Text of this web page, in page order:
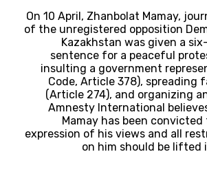
On 10 April, Zhanbolat Mamay,
of the unregistered opposition
Kazakhstan was given a
sentence for a peaceful
insulting a government
Code, Article 378), spreading
(Article 274), and organizing
Amnesty International
Mamay has been
expression of his views and all
on him should be lifted